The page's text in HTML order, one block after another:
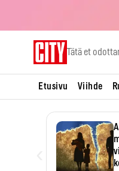
Tätä et
Etusivu Viihde